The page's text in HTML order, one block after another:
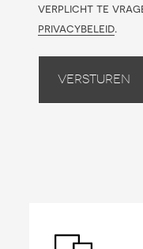
verplicht te
privacybeleid.
Versturen